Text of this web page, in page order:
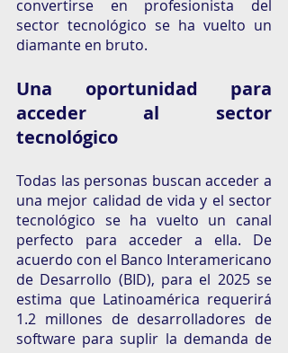
convertirse en profesionista del
sector tecnológico se ha vuelto un
diamante en bruto.
Una oportunidad para
acceder al sector
tecnológico
Todas las personas buscan acceder a
una mejor calidad de vida y el sector
tecnológico se ha vuelto un canal
perfecto para acceder a ella. De
acuerdo con el Banco Interamericano
de Desarrollo (BID), para el 2025 se
estima que Latinoamérica requerirá
1.2 millones de desarrolladores de
software para suplir la demanda de